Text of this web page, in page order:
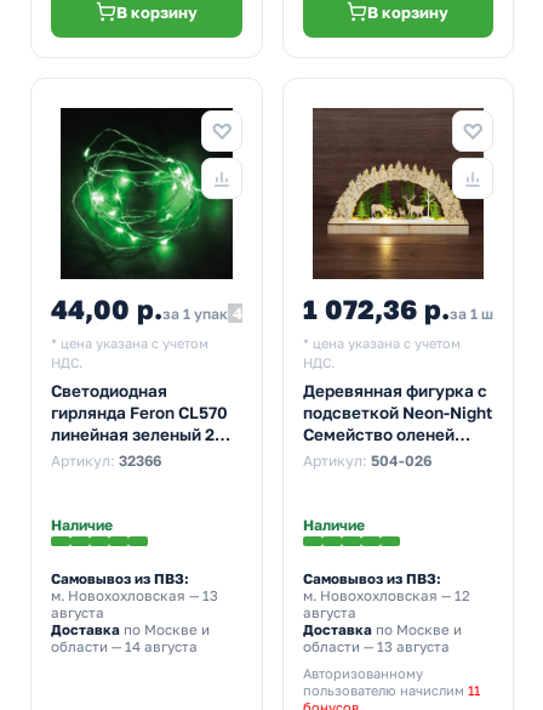
В корзину В корзину
44,00 р.за 1 упак 48,40
* цена указана с учетом
НДС.
Светодиодная
гирлянда Feron CL570
линейная зеленый 2м +
0.5м с питанием от
Артикул: 32366
Наличие
Самовывоз из ПВЗ:
м. Новохохловская — 13
августа
Доставка по Москве и
области — 14 августа
1 072,36 р.за 1 шт
* цена указана с учетом
НДС.
Деревянная фигурка с
подсветкой Neon-Night
Семейство оленей
30х5х15,7 см
Артикул: 504-026
Наличие
Самовывоз из ПВЗ:
м. Новохохловская — 12
августа
Доставкапо Москве и
области — 13 августа
Авторизованному
пользователю начислим 11